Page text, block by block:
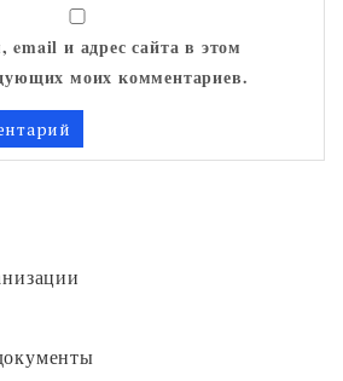
и адрес сайта в этом
моих комментариев.